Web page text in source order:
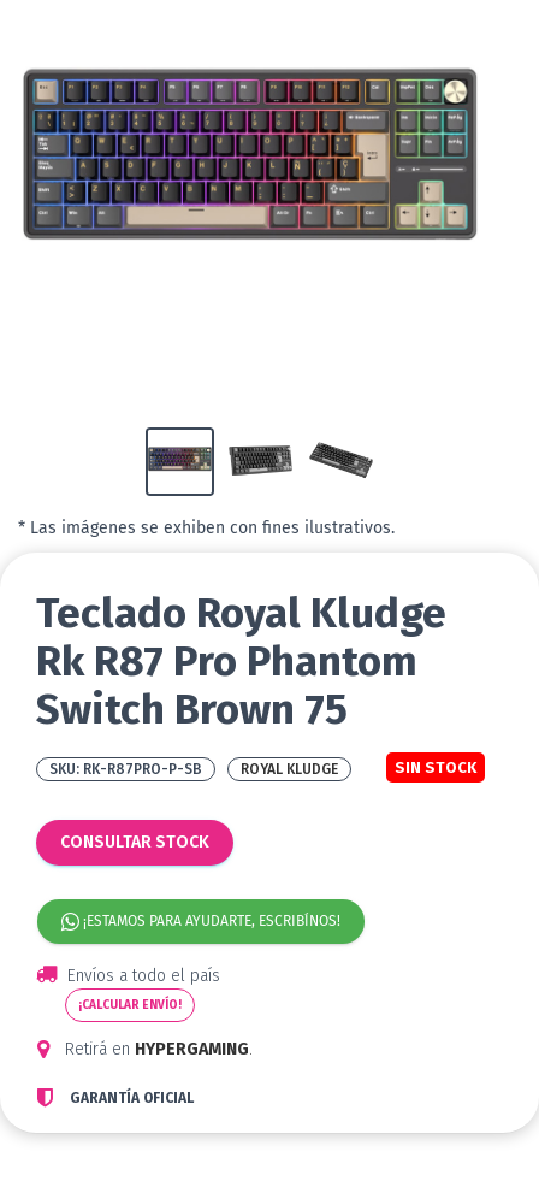
* Las imágenes se exhiben con fines ilustrativos.
Teclado Royal Kludge
Rk R87 Pro Phantom
Switch Brown 75
RK-R87PRO-P-SB SIN STOCK
ROYAL KLUDGE
CONSULTAR STOCK
¡ESTAMOS PARA AYUDARTE, ESCRIBÍNOS!
Envíos a todo el país
¡CALCULAR ENVÍO!
Retirá en HYPERGAMING.
GARANTÍA OFICIAL